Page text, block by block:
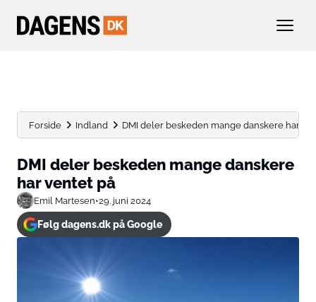
Forside Indland DMI deler beskeden mange danskere har
DMI deler beskeden mange danskere
har ventet på
Emil Martesen•29. juni 2024
Følg dagens.dk på Google